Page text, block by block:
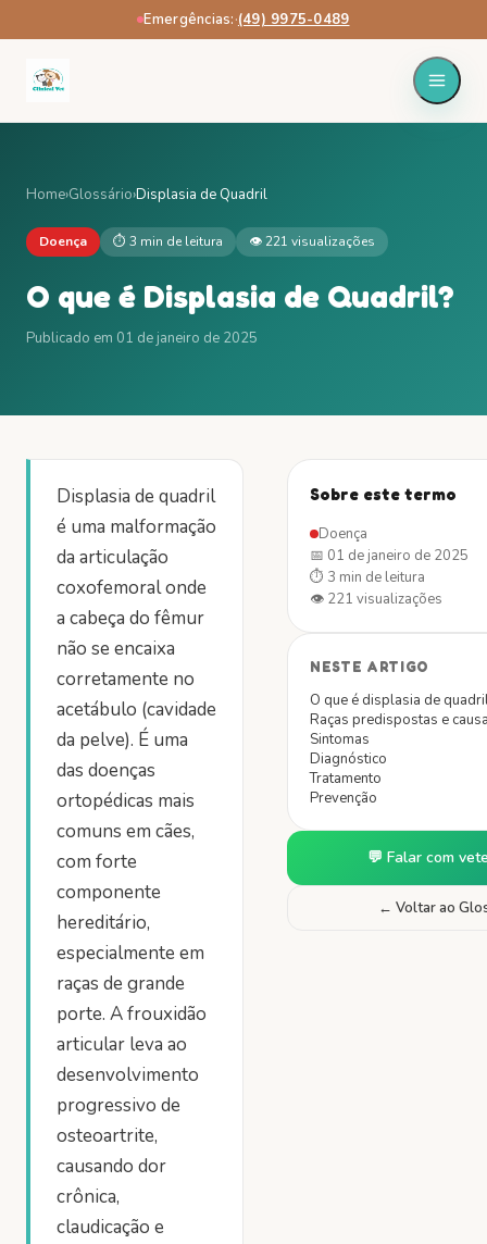
Emergências:·(49) 9975-0489
Home›Glossário›Displasia de Quadril
Doença ⏱ 3 min de leitura 👁221 visualizações
O que é Displasia de Quadril?
Publicado em 01 de janeiro de 2025
Displasia de quadril
é uma malformação
da articulação
coxofemoral onde
a cabeça do fêmur
não se encaixa
corretamente no
acetábulo (cavidade
da pelve). É uma
das doenças
ortopédicas mais
comuns em cães,
com forte
componente
hereditário,
especialmente em
raças de grande
porte. A frouxidão
articular leva ao
desenvolvimento
progressivo de
osteoartrite,
causando dor
crônica,
claudicação e
Sobre este termo
Doença
📅 01 de janeiro de 2025
⏱ 3 min de leitura
👁 221 visualizações
NESTE ARTIGO
O que é displasia de
Raças predispostas e
Sintomas
Diagnóstico
Tratamento
Prevenção
💬 Falar com
← Voltar ao